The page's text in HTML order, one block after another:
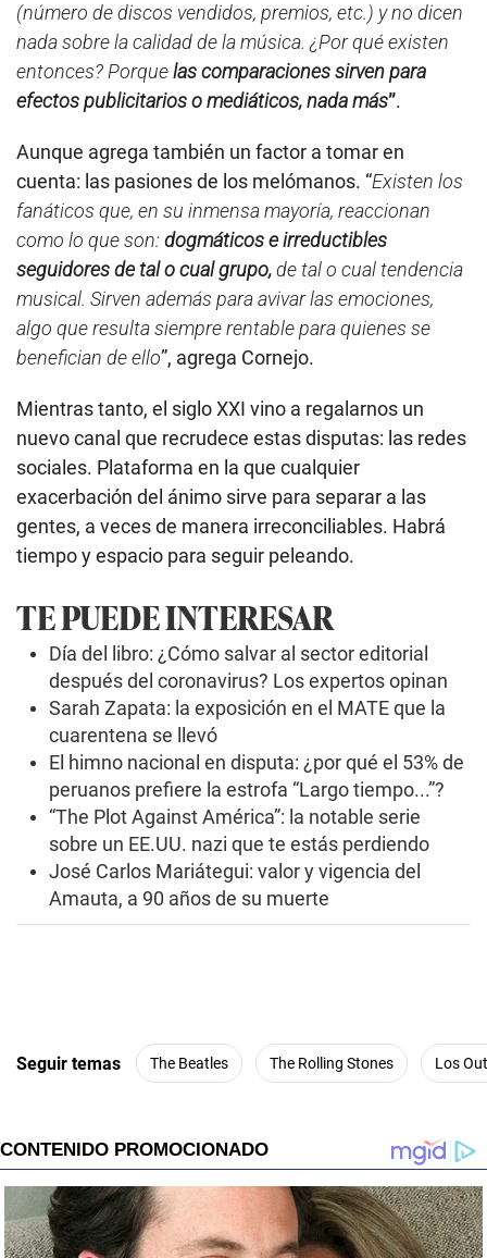
(número de discos vendidos, premios, etc.) y no dicen
nada sobre la calidad de la música. ¿Por qué existen
entonces? Porquelas comparaciones sirven para
efectos publicitarios o mediáticos, nada más”.
Aunque agrega también un factor a tomar en
cuenta: las pasiones de los melómanos. “Existen los
fanáticos que, en su inmensa mayoría, reaccionan
como lo que son: dogmáticos e irreductibles
seguidores de tal o cual grupo,de tal o cual tendencia
musical. Sirven además para avivar las emociones,
algo que resulta siempre rentable para quienes se
benefician de ello”, agrega Cornejo.
Mientras tanto, el siglo XXI vino a regalarnos un
nuevo canal que recrudece estas disputas: las redes
sociales. Plataforma en la que cualquier
exacerbación del ánimo sirve para separar a las
gentes, a veces de manera irreconciliables. Habrá
tiempo y espacio para seguir peleando.
TE PUEDE INTERESAR
Día del libro: ¿Cómo salvar al sector editorial
después del coronavirus? Los expertos opinan
Sarah Zapata: la exposición en el MATE que la
cuarentena se llevó
El himno nacional en disputa: ¿por qué el 53% de
peruanos prefiere la estrofa “Largo tiempo...”?
“The Plot Against América”: la notable serie
sobre un EE.UU. nazi que te estás perdiendo
José Carlos Mariátegui: valor y vigencia del
Amauta, a 90 años de su muerte
Seguir temas The Beatles The Rolling Stones Los